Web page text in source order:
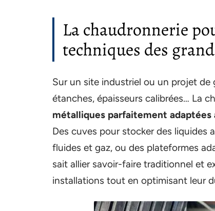
La chaudronnerie
techniques des
Sur un site industriel ou un projet de
étanches, épaisseurs calibrées… La
métalliques parfaitement
Des cuves pour stocker des liquides
fluides et gaz, ou des plateformes
sait allier savoir-faire traditionnel et
installations tout en optimisant leur